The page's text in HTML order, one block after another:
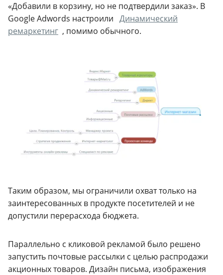
«Добавили в корзину, но не подтвердили заказ». В
Google Adwords настроили Динамический
ремаркетинг , помимо обычного.
Таким образом, мы ограничили охват только на
заинтересованных в продукте посетителей и не
допустили перерасхода бюджета.
Параллельно с кликовой рекламой было решено
запустить почтовые рассылки с целью распродажи
акционных товаров. Дизайн письма, изображения